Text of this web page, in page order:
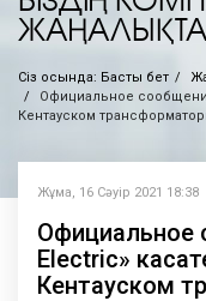
Сіз осында: Басты бет
Официальное
Кентауском
Жұма, 16 Сәуір 2021 18:38
Официальное
Electric»
Кентауском